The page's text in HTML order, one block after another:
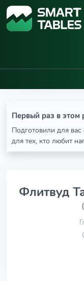
Первый раз в этом
Подготовили для
для тех, кто любит
Флитвуд